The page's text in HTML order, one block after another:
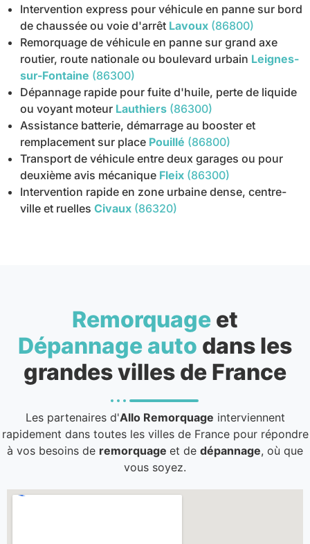
Intervention express pour véhicule en panne sur bord
de chaussée ou voie d'arrêt Lavoux (86800)
Remorquage de véhicule en panne sur grand axe
routier, route nationale ou boulevard urbain Leignes-
sur-Fontaine (86300)
Dépannage rapide pour fuite d'huile, perte de liquide
ou voyant moteur Lauthiers (86300)
Assistance batterie, démarrage au booster et
remplacement sur place Pouillé (86800)
Transport de véhicule entre deux garages ou pour
deuxième avis mécanique Fleix (86300)
Intervention rapide en zone urbaine dense, centre-
ville et ruelles Civaux (86320)
Remorquage et
Dépannage auto dans les
grandes villes de France
Les partenaires d'Allo Remorquage interviennent
rapidement dans toutes les villes de France pour répondre
à vos besoins de remorquage et de dépannage, où que
vous soyez.